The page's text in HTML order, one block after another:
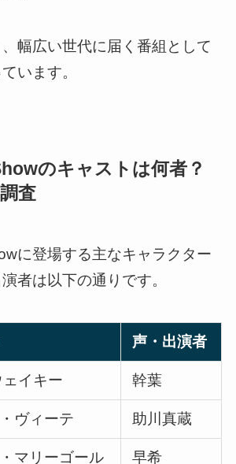
幅広い世代に届く番組として
います。
のキャストは何者？
査
に登場する主なキャラクター
者は以下の通りです。
声・出演者
イキー 幹葉
ヴィーテ 助川真蔵
マリーゴール 早希